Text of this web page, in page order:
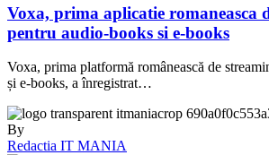
Voxa, prima aplicatie romaneasca
pentru audio-books si e-books
Voxa, prima platformă românească de
și e-books, a înregistrat…
By
Redactia IT MANIA